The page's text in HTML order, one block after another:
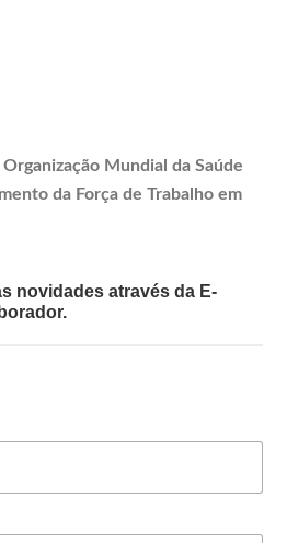
Mundial da Saúde
da Força de Trabalho em
novidades através da E-